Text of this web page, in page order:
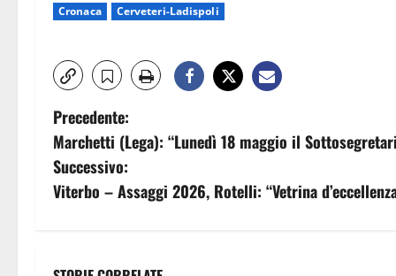
Cronaca Cerveteri-Ladispoli
N
a
v
Precedente:
Marchetti (Lega): “Lunedì 18 maggio il
Successivo:
Viterbo – Assaggi 2026, Rotelli: “Vetrina